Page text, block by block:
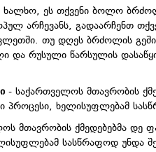
ეს თქვენი ბოლო
არჩევანს, გადაარჩენთ
თუ დღეს ბრძოლის
და რუსული წარსულის
- საქართველოს მთავრობის
პროცესი, ხელისუფლებამ
მთავრობის ქმედებებმა დე
სასწრაფოდ უნდა